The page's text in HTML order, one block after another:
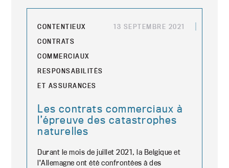
CONTENTIEUX
CONTRATS
COMMERCIAUX
RESPONSABILITÉS
ET ASSURANCES
13 SEPTEMBRE 2021
Les contrats commerciaux à
l’épreuve des catastrophes
naturelles
Durant le mois de juillet 2021, la Belgique et
l’Allemagne ont été confrontées à des